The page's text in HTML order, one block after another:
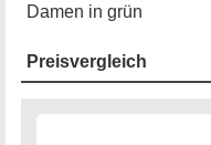
Damen in grün
Preisvergleich